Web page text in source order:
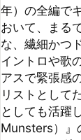
Munsters）』
れている。 彼
ンで重用され
ィルソンの初
人だった。今
のバッキング
んとも魅力的
せることなく